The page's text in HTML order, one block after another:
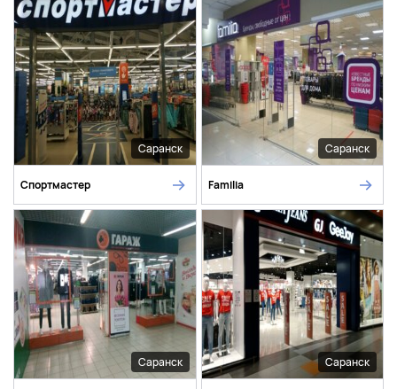
Саранск
Спортмастер
Саранск
Familia
Саранск Саранск